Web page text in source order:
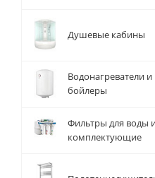
Душевые кабины
Водонагреватели и
бойлеры
Фильтры для воды
комплектующие